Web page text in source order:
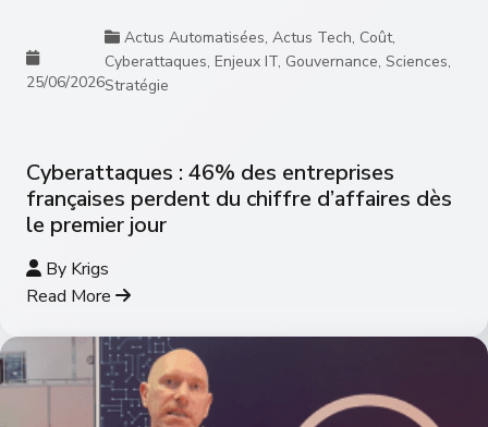
25/06/2026
Actus Automatisées, Actus Tech, Coût,
Cyberattaques, Enjeux IT, Gouvernance, Sciences,
Stratégie
Cyberattaques : 46% des entreprises
françaises perdent du chiffre d’affaires dès
le premier jour
By Krigs
Read More